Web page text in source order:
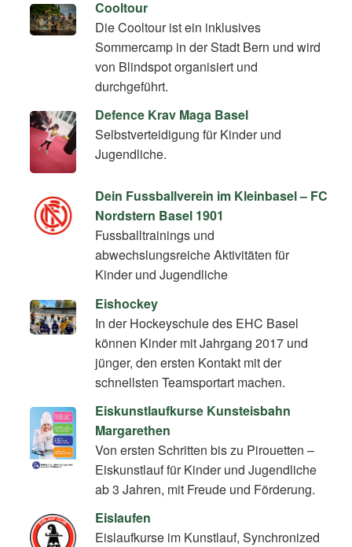
Cooltour
Die Cooltour ist ein inklusives
Sommercamp in der Stadt Bern und wird
von Blindspot organisiert und
durchgeführt.
Defence Krav Maga Basel
Selbstverteidigung für Kinder und
Jugendliche.
Dein Fussballverein im Kleinbasel – FC
Nordstern Basel 1901
Fussballtrainings und
abwechslungsreiche Aktivitäten für
Kinder und Jugendliche
Eishockey
In der Hockeyschule des EHC Basel
können Kinder mit Jahrgang 2017 und
jünger, den ersten Kontakt mit der
schnellsten Teamsportart machen.
Eiskunstlaufkurse Kunsteisbahn
Margarethen
Von ersten Schritten bis zu Pirouetten –
Eiskunstlauf für Kinder und Jugendliche
ab 3 Jahren, mit Freude und Förderung.
Eislaufen
Eislaufkurse im Kunstlauf, Synchronized